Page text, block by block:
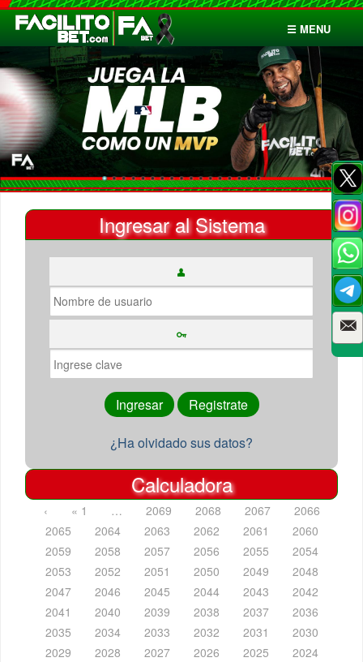
☰ MENU
Inicio
Apuestas
Cuentas
Ingresar al Sistema
¿Ha olvidado sus datos?
Calculadora
‹ « 1 … 2069 2068 2067
2066
2065
2064 2063 2062 2061
2060
2059
2058 2057 2056 2055
2054
2053
2052 2051 2050 2049
2048
2047
2046 2045 2044 2043
2042
2041
2040 2039 2038 2037
2036
2035
2034 2033 2032 2031
2030
2029
2028 2027 2026 2025
2024